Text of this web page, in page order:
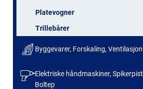
Platevogner
Trillebårer
Byggevarer, Forskaling, Ventilasjon
Elektriske håndmaskiner,
Boltep